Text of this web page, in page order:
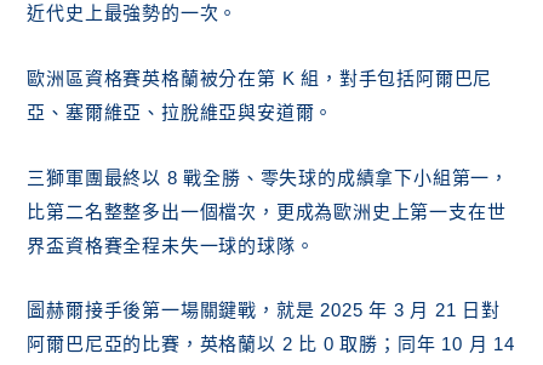
近代史上最強勢的一次。
歐洲區資格賽英格蘭被分在第 K 組，對手包括阿爾巴尼
亞、塞爾維亞、拉脫維亞與安道爾。
三獅軍團最終以 8 戰全勝、零失球的成績拿下小組第一，
比第二名整整多出一個檔次，更成為歐洲史上第一支在世
界盃資格賽全程未失一球的球隊。
圖赫爾接手後第一場關鍵戰，就是 2025 年 3 月 21 日對
阿爾巴尼亞的比賽，英格蘭以 2 比 0 取勝；同年 10 月 14